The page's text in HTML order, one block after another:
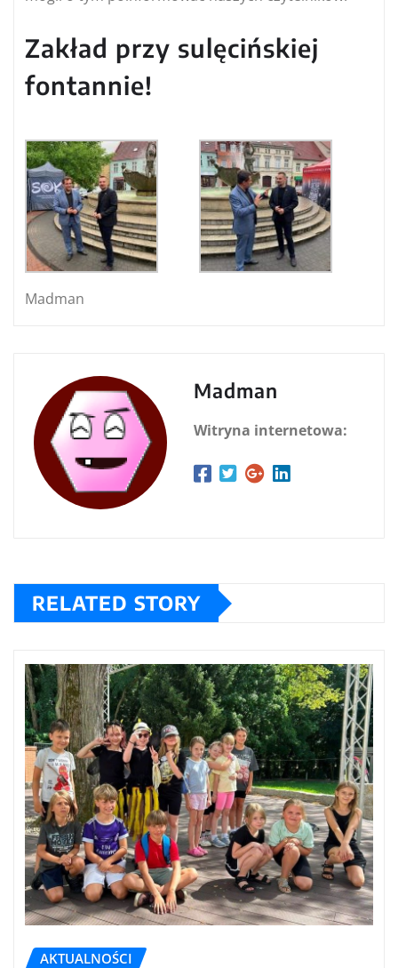
Zakład przy sulęcińskiej
fontannie!
Madman
Madman
Witryna internetowa:
RELATED STORY
AKTUALNOŚCI